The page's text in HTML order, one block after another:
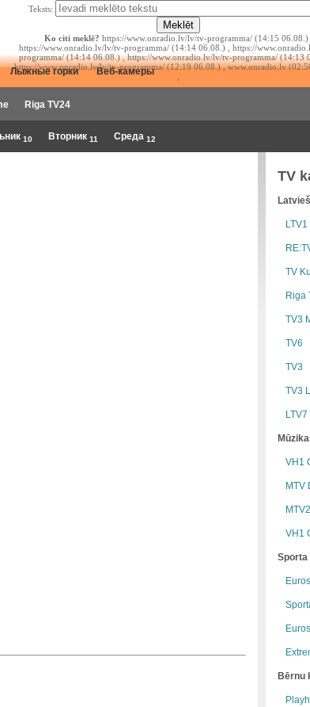
Teksts:
Ko citi meklē? https://www.onradio.lv/lv/tv-programma/ (14:15 06.08.) ,
https://www.onradio.lv/lv/tv-programma/ (14:14 06.08.) , https://
programma/ (14:14 06.08.) , https://www.onradio.lv/lv/tv-programma/ (14:13
https://www.onradio.lv/lv/tv-programma/ (12:19 06.08.) , www.onradio.lv
Лыжные горки Веб-камеры
Riga TV24
10 Вторник 11 Среда 12
TV
LTV1
TV
Riga
TV3
TV6
TV3
TV3
LTV7
VH1
MTV
MTV2
VH1
Sporta
Bērnu